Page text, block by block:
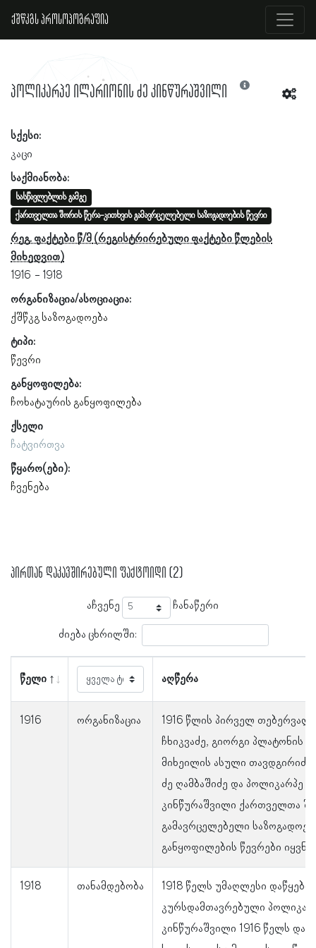
ქშწკგს პროსოპოგრაფია
პოლიკარპე ილარიონის ძე კინწურაშვილი
სქესი:
კაცი
საქმიანობა:
სასწავლებლის გამგე
ქართველთა შორის წერა-კითხვის გამავრცელებელი საზოგადოების წევრი
რეგ. ფაქტები წ/მ
1916
1918
ორგანიზაცია/ასოციაცია:
ქშწკგ საზოგადოება
ტიპი:
წევრი
განყოფილება:
ჩოხატაურის განყოფილება
ქსელი
ჩატვირთვა
წყარო(ები):
ჩვენება
პირთან დაკავშირებული ფაქტოიდი (2)
აჩვენე ჩანაწერი
ძიება ცხრილში:
წელი აღწერა
1916 ორგანიზაცია
1916 წლის პირველ
ჩხიკვაძე, გიორგი პლატონის
მიხეილის ასული
ძე ღამბაშიძე და პოლიკარპე
კინწურაშვილი ქართველთა
გამავრცელებელი
განყოფილების წევრები
1918 თანამდებობა
1918 წელს უმაღლესი
კურსდამთავრებული
კინწურაშვილი 1916 წელს